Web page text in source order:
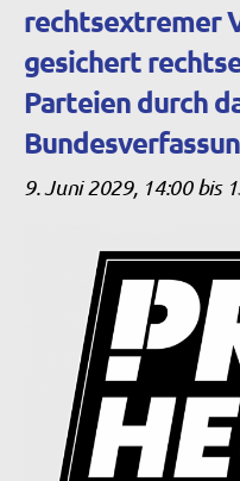
rechtsextremer
gesichert
Parteien durch
9. Juni 2029, 14:00bis